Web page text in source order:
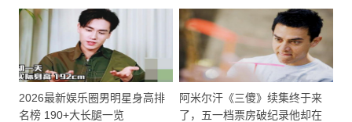
作，从来不是意外
2026最新娱乐圈男明星身高排
名榜 190+大长腿一览
阿米尔汗《三傻》续集终于来
了，五一档票房破纪录他却在